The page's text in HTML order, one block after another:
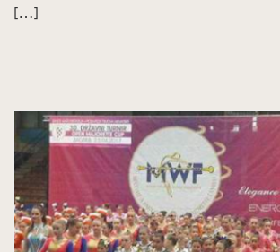
[…]